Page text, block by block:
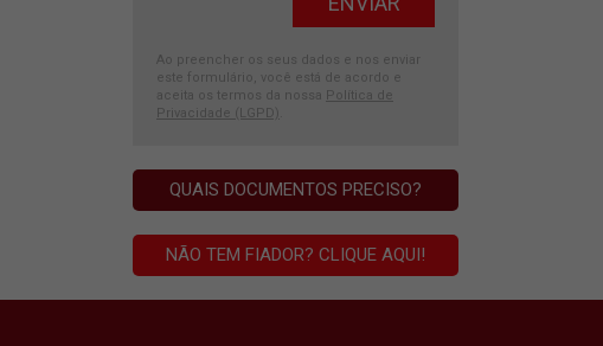
Ao preencher os seus dados e nos enviar
este formulário, você está de acordo e
aceita os termos da nossa
Política de
Privacidade (LGPD)
QUAIS DOCUMENTOS PRECISO?
NÃO TEM FIADOR? CLIQUE AQUI!